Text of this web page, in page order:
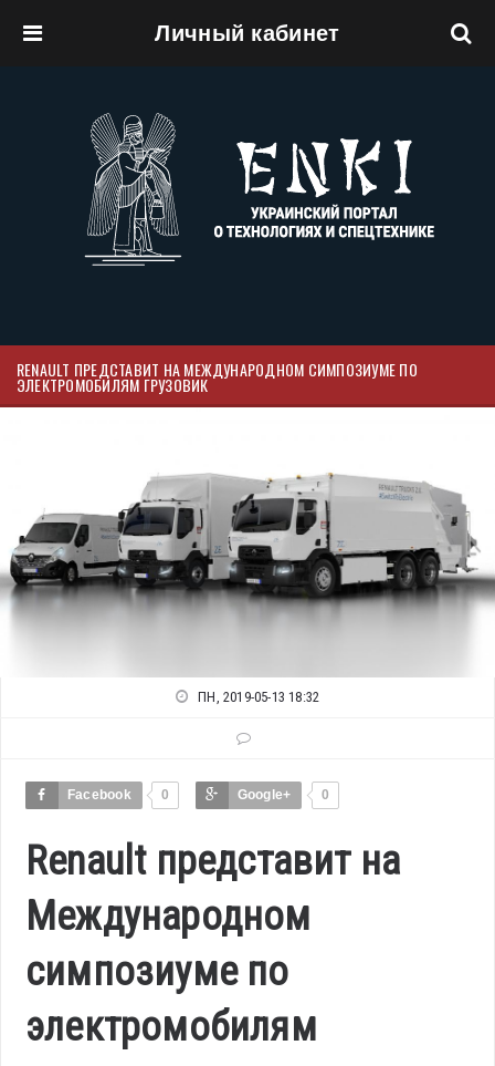
Личный кабинет
RENAULT ПРЕДСТАВИТ НА МЕЖДУНАРОДНОМ СИМПОЗИУМЕ ПО
ЭЛЕКТРОМОБИЛЯМ ГРУЗОВИК
ПН, 2019-05-13 18:32
Facebook 0 Google+ 0
Renault представит на
Международном
симпозиуме по
электромобилям